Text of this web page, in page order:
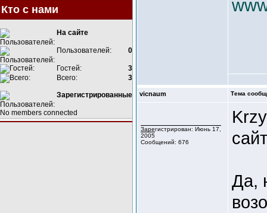
Кто с нами
На сайте
Пользователей: 0
Гостей:
3
Всего:
3
Зарегистрированные
No members connected
vicnaum Тема
Зарегистрирован: Июнь 17,
2005
Сообщений: 676
Да,